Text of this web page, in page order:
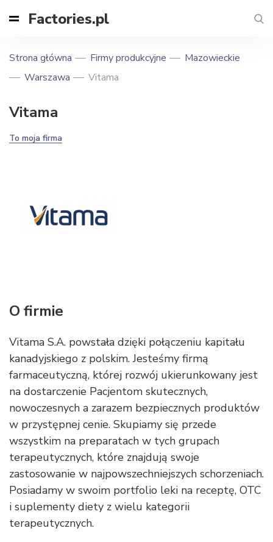
Factories.pl
Strona główna Firmy produkcyjne
Mazowieckie
Warszawa
Vitama
Vitama
To moja firma
O firmie
Vitama S.A. powstała dzięki połączeniu kapitału
kanadyjskiego z polskim. Jesteśmy firmą
farmaceutyczną, której rozwój ukierunkowany jest
na dostarczenie Pacjentom skutecznych,
nowoczesnych a zarazem bezpiecznych produktów
w przystępnej cenie. Skupiamy się przede
wszystkim na preparatach w tych grupach
terapeutycznych, które znajdują swoje
zastosowanie w najpowszechniejszych schorzeniach.
Posiadamy w swoim portfolio leki na receptę, OTC
i suplementy diety z wielu kategorii
terapeutycznych.